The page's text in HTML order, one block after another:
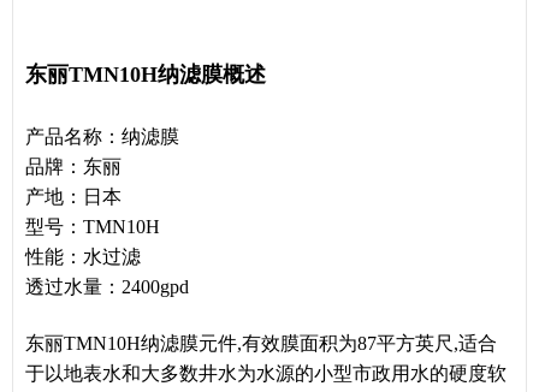
东丽TMN10H纳滤膜概述
产品名称：纳滤膜
品牌：东丽
产地：日本
型号：TMN10H
性能：水过滤
透过水量：2400gpd
东丽TMN10H纳滤膜元件,有效膜面积为87平方英尺,适合
于以地表水和大多数井水为水源的小型市政用水的硬度软